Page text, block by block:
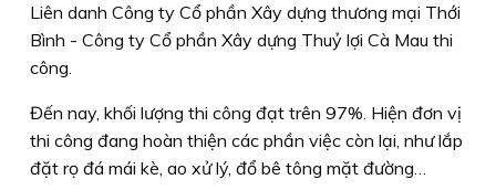
Liên danh Công ty Cổ phần Xây dựng thương mại Thới
Bình - Công ty Cổ phần Xây dựng Thuỷ lợi Cà Mau thi
công.
Đến nay, khối lượng thi công đạt trên 97%. Hiện đơn vị
thi công đang hoàn thiện các phần việc còn lại, như lắp
đặt rọ đá mái kè, ao xử lý, đổ bê tông mặt đường…